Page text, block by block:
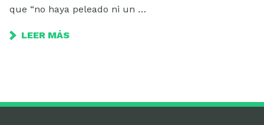
que “no haya peleado ni un …
LEER MÁS